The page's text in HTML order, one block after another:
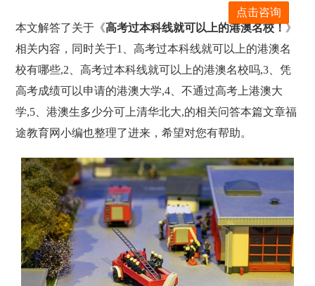
点击咨询
本文解答了关于《高考过本科线就可以上的港澳名校！》
相关内容，同时关于1、高考过本科线就可以上的港澳名
校有哪些,2、高考过本科线就可以上的港澳名校吗,3、凭
高考成绩可以申请的港澳大学,4、不通过高考上港澳大
学,5、港澳生多少分可上清华北大,的相关问答本篇文章福
途教育网小编也整理了进来，希望对您有帮助。